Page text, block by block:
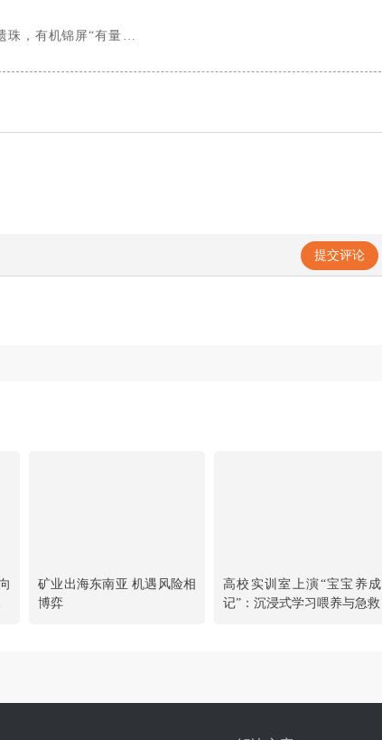
珠，有机锦屏“有量百万
提交评论
矿业出海东南亚 机遇风险相
博弈
高校实训室上演“宝宝养成
记”：沉浸式学习喂养与急救